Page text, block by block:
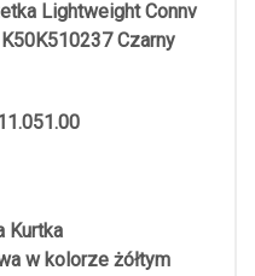
Lightweight Connv
Czarny
Kurtka
w kolorze żółtym